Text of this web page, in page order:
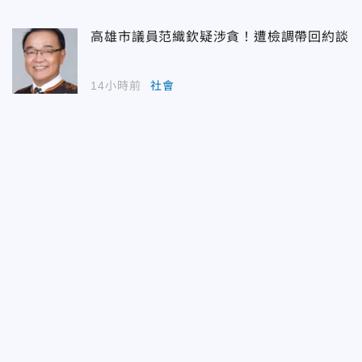
高雄市議員范織欽疑涉貪！遭檢調帶回約談
14小時前 社會